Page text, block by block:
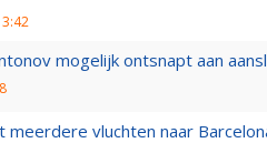
mogelijk ontsnapt aan
meerdere vluchten naar